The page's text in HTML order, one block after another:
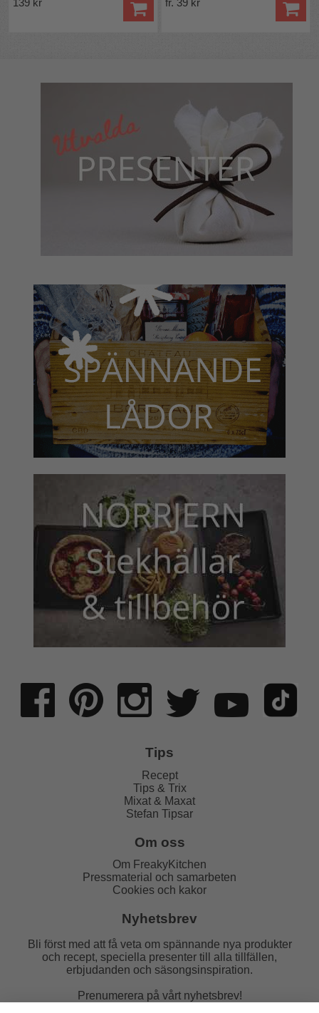
139 kr fr. 39 kr
Tips
Recept
Tips & Trix
Mixat & Maxat
Stefan Tipsar
Om oss
Om FreakyKitchen
Pressmaterial och samarbeten
Cookies och kakor
Nyhetsbrev
Bli först med att få veta om spännande nya produkter
och recept, speciella presenter till alla tillfällen,
erbjudanden och säsongsinspiration.
Prenumerera på vårt nyhetsbrev!